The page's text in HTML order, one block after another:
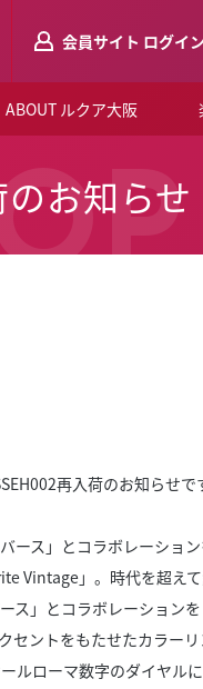
会員サイト ログイン
ABOUT ルクア大阪
LUCUAメンバーズカード
会員登録はこちらから！
について
ト一覧
イダルクラブ
集（スポットで働きたい
シ
お知らせ
再入荷のお知らせで
ース」とコラボレーショ
Vintage」。時代を超え
ス」とコラボレーション
セントをもたせたカラー
ルローマ数字のダイヤル